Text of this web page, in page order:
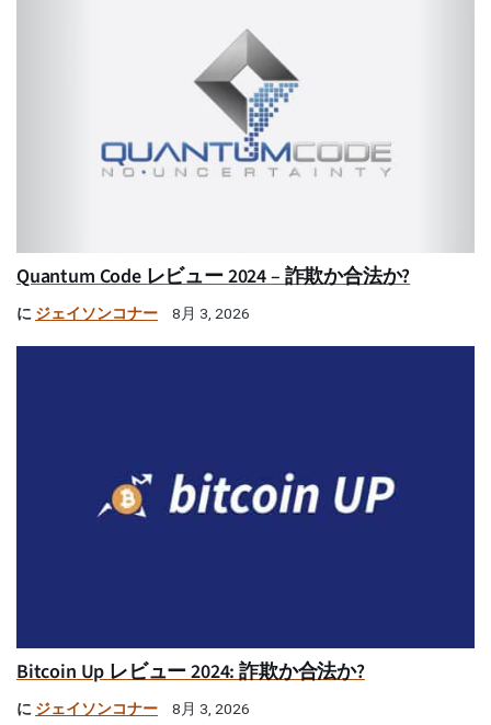
Quantum Code レビュー 2024 – 詐欺か合法か?
に ジェイソンコナー 8月 3, 2026
Bitcoin Up レビュー 2024: 詐欺か合法か?
に ジェイソンコナー 8月 3, 2026